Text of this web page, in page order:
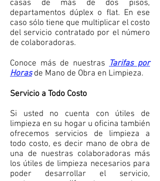
casas de más de dos pisos,
departamentos dúplex o flat. En ese
caso sólo tiene que multiplicar el costo
del servicio contratado por el número
de colaboradoras.
Conoce más de nuestras Tarifas por
Horasde Mano de Obra en Limpieza.
Servicio a Todo Costo
Si usted no cuenta con útiles de
limpieza en su hogar u oficina también
ofrecemos servicios de limpieza a
todo costo, es decir mano de obra de
una de nuestras colaboradoras más
los útiles de limpieza necesarios para
poder desarrollar el servicio,